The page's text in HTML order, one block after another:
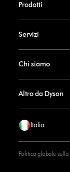
Prodotti
Servizi
Chi siamo
Altro da Dyson
Italia
Politica globale sulla